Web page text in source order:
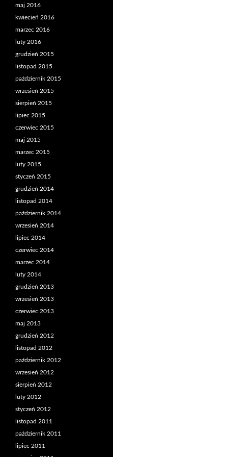
maj 2016
kwiecień 2016
marzec 2016
luty 2016
grudzień 2015
listopad 2015
październik 2015
wrzesień 2015
sierpień 2015
lipiec 2015
czerwiec 2015
maj 2015
marzec 2015
luty 2015
styczeń 2015
grudzień 2014
listopad 2014
październik 2014
wrzesień 2014
lipiec 2014
czerwiec 2014
marzec 2014
luty 2014
grudzień 2013
wrzesień 2013
czerwiec 2013
maj 2013
grudzień 2012
listopad 2012
październik 2012
wrzesień 2012
sierpień 2012
luty 2012
styczeń 2012
listopad 2011
październik 2011
lipiec 2011